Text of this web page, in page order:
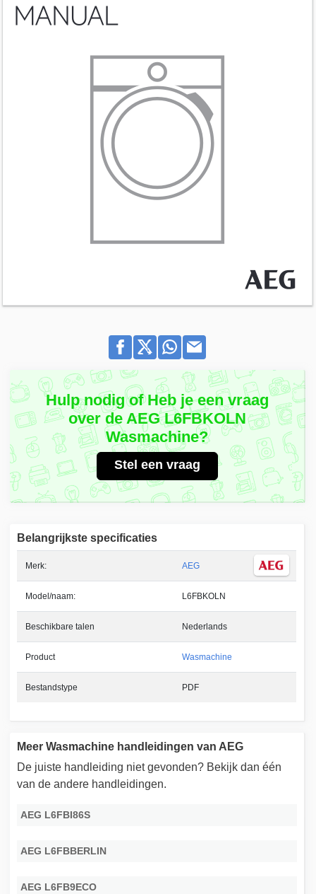
Hulp nodig of Heb je een vraag
over de AEG L6FBKOLN
Wasmachine?
Stel een vraag
Belangrijkste specificaties
Merk: AEG
Model/naam: L6FBKOLN
Beschikbare talen Nederlands
Product Wasmachine
Bestandstype PDF
Meer Wasmachine handleidingen van AEG
De juiste handleiding niet gevonden? Bekijk dan één
van de andere handleidingen.
AEG L6FBI86S
AEG L6FBBERLIN
AEG L6FB9ECO